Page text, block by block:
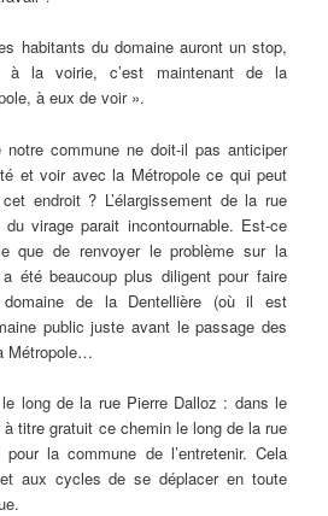
habitants du domaine auront un stop,
à la voirie, c’est maintenant de la
à eux de voir ».
notre commune ne doit-il pas anticiper
et voir avec la Métropole ce qui peut
endroit ? L’élargissement de la rue
virage parait incontournable. Est-ce
que de renvoyer le problème sur la
été beaucoup plus diligent pour faire
de la Dentellière (où il est
public juste avant le passage des
Métropole…
long de la rue Pierre Dalloz : dans le
titre gratuit ce chemin le long de la rue
la commune de l’entretenir. Cela
aux cycles de se déplacer en toute